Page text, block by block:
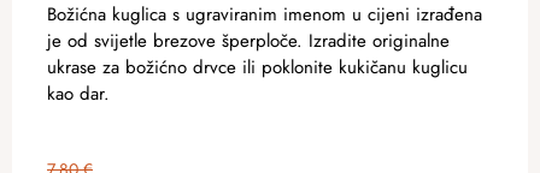
Božićna kuglica s ugraviranim imenom u cijeni izrađena
je od svijetle brezove šperploče. Izradite originalne
ukrase za božićno drvce ili poklonite kukičanu kuglicu
kao dar.